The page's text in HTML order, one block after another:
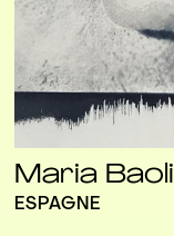
Maria Baoli
ESPAGNE